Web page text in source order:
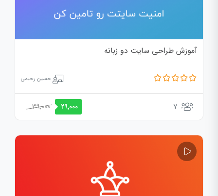
آموزش طراحی سایت دو زبانه
حسین رحیمی
7
39,000 29,000